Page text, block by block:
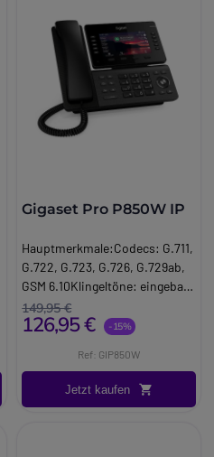
Gigaset Pro P850W IP
Hauptmerkmale:Codecs: G.711,
G.722, G.723, G.726, G.729ab,
GSM 6.10Klingeltöne: eingebaut
und zuweisbar. LAN
Anschlüsse:2x Gigabit
IEEE 802.11n/ac.
Stromversorgung: Po.
149,95 €
126,95 € -15%
Ref: GIP850W
Jetzt kaufen